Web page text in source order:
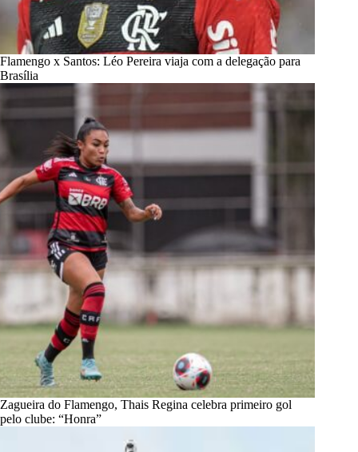
Flamengo x Santos: Léo Pereira viaja com a delegação para
Brasília
Zagueira do Flamengo, Thais Regina celebra primeiro gol
pelo clube: “Honra”